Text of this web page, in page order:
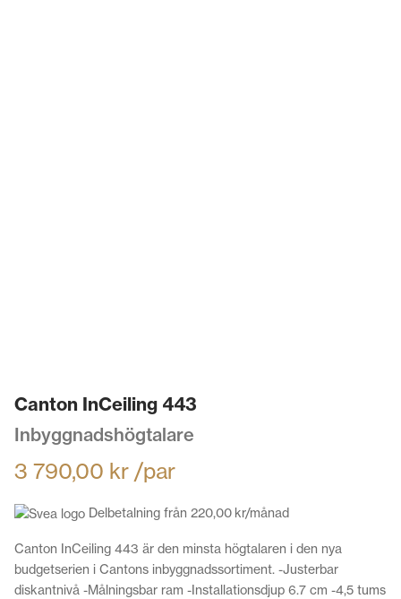
Canton InCeiling 443
Inbyggnadshögtalare
3 790,00 kr /par
Delbetalning från 220,00 kr/månad
Canton InCeiling 443 är den minsta högtalaren i den nya
budgetserien i Cantons inbyggnadssortiment. -Justerbar
diskantnivå -Målningsbar ram -Installationsdjup 6.7 cm -4,5 tums